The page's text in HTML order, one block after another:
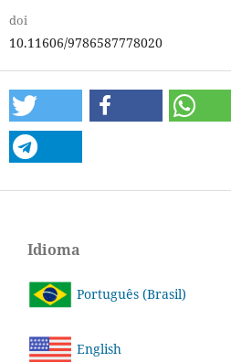
doi
10.11606/9786587778020
Idioma
Português (Brasil)
English